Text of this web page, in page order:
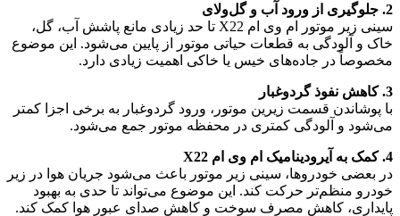
2. جلوگیری از ورود آب و گل‌ولای
سینی زیر موتور ام وی ام X22 تا حد زیادی مانع پاشش آب، گل،
خاک و آلودگی به قطعات حیاتی موتور از پایین می‌شود. این موضوع
مخصوصاً در جاده‌های خیس یا خاکی اهمیت زیادی دارد.
3. کاهش نفوذ گردوغبار
با پوشاندن قسمت زیرین موتور، ورود گردوغبار به برخی اجزا کمتر
می‌شود و آلودگی کمتری در محفظه موتور جمع می‌شود.
4. کمک به آیرودینامیک ام وی ام X22
در بعضی خودروها، سینی زیر موتور باعث می‌شود جریان هوا در زیر
خودرو منظم‌تر حرکت کند. این موضوع می‌تواند تا حدی به بهبود
پایداری، کاهش مصرف سوخت و کاهش صدای عبور هوا کمک کند.